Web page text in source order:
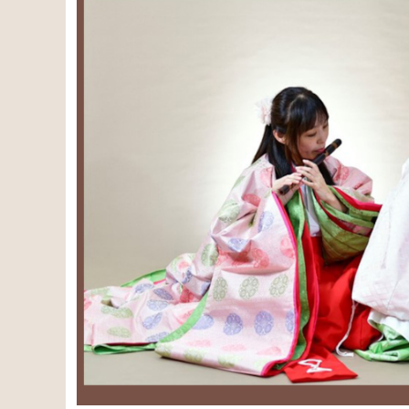
基本プラン「雅楽演奏」
¥100,000
SOLD OUT